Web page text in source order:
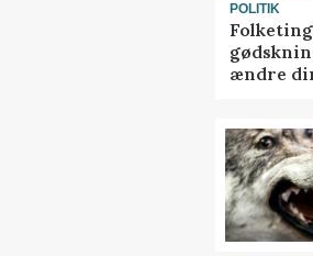
POLITIK
ændre